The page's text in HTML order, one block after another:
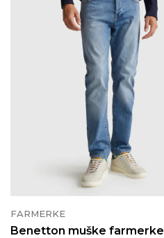
FARMERKE
Benetton muške farmerke